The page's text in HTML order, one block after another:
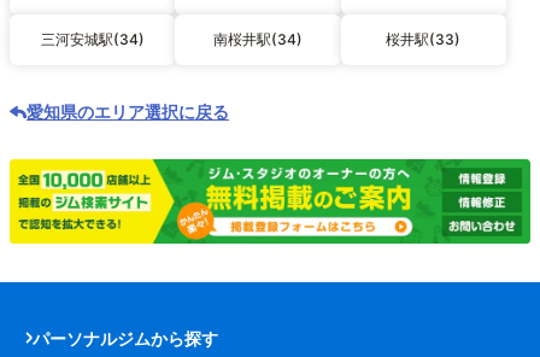
三河安城駅(34) 南桜井駅(34) 桜井駅(33)
愛知県のエリア選択に戻る
パーソナルジムから探す